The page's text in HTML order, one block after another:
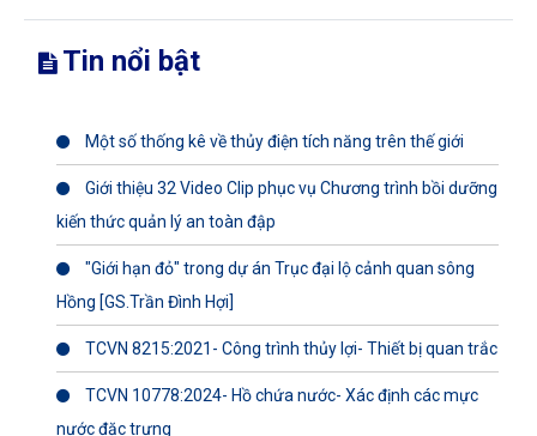
Tin nổi bật
Một số thống kê về thủy điện tích năng trên thế giới
Giới thiệu 32 Video Clip phục vụ Chương trình bồi dưỡng
kiến thức quản lý an toàn đập
"Giới hạn đỏ" trong dự án Trục đại lộ cảnh quan sông
Hồng [GS.Trần Đình Hợi]
TCVN 8215:2021- Công trình thủy lợi- Thiết bị quan trắc
TCVN 10778:2024- Hồ chứa nước- Xác định các mực
nước đặc trưng